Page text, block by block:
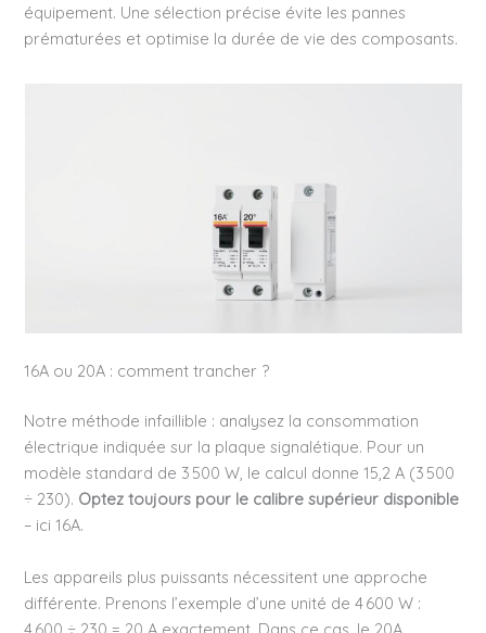
équipement. Une sélection précise évite les pannes
prématurées et optimise la durée de vie des composants.
16A ou 20A : comment trancher ?
Notre méthode infaillible : analysez la consommation
électrique indiquée sur la plaque signalétique. Pour un
modèle standard de 3 500 W, le calcul donne 15,2 A (3 500
÷ 230). Optez toujours pour le calibre supérieur disponible
– ici 16A.
Les appareils plus puissants nécessitent une approche
différente. Prenons l’exemple d’une unité de 4 600 W :
4 600 ÷ 230 = 20 A exactement. Dans ce cas, le 20A